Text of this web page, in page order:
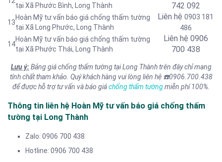
tại Xã Phước Bình, Long Thành
742 092
13
Hoàn Mỹ tư vấn báo giá chống thấm tường
tại Xã Long Phước, Long Thành
Liên hệ 0903 181
486
14
Hoàn Mỹ tư vấn báo giá chống thấm tường
tại Xã Phước Thái, Long Thành
Liên hệ 0906
700 438
Lưu ý:Bảng giá chống thấm tường tại Long Thành trên đây chỉ mang
tính chất tham khảo. Quý khách hàng vui lòng liên hệ ☎️0906.700.438
để được hỗ trợ tư vấn và báo giáchống thấm tườngmiễn phí 100%.
Thông tin liên hệ Hoàn Mỹ tư vấn báo giá chống thấm
tường tại Long Thành
Zalo: 0906 700 438
Hotline: 0906 700 438